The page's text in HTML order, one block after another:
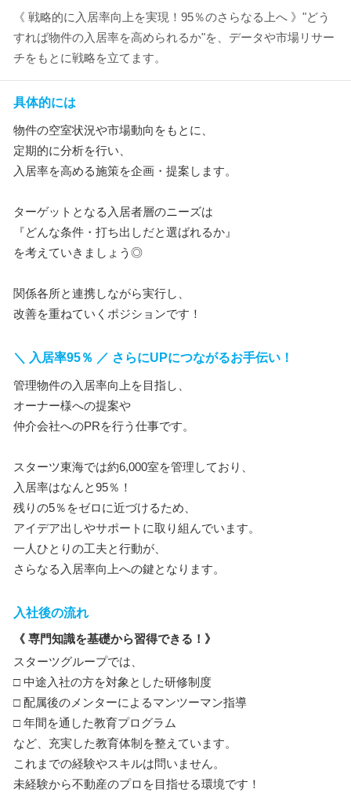
《 戦略的に入居率向上を実現！95％のさらなる上へ 》"どう
すれば物件の入居率を高められるか"を、データや市場リサー
チをもとに戦略を立てます。
具体的には
物件の空室状況や市場動向をもとに、
定期的に分析を行い、
入居率を高める施策を企画・提案します。
ターゲットとなる入居者層のニーズは
『どんな条件・打ち出しだと選ばれるか』
を考えていきましょう◎
関係各所と連携しながら実行し、
改善を重ねていくポジションです！
＼ 入居率95％ ／ さらにUPにつながるお手伝い！
管理物件の入居率向上を目指し、
オーナー様への提案や
仲介会社へのPRを行う仕事です。
スターツ東海では約6,000室を管理しており、
入居率はなんと95％！
残りの5％をゼロに近づけるため、
アイデア出しやサポートに取り組んでいます。
一人ひとりの工夫と行動が、
さらなる入居率向上への鍵となります。
入社後の流れ
《 専門知識を基礎から習得できる！》
スターツグループでは、
□ 中途入社の方を対象とした研修制度
□ 配属後のメンターによるマンツーマン指導
□ 年間を通した教育プログラム
など、充実した教育体制を整えています。
これまでの経験やスキルは問いません。
未経験から不動産のプロを目指せる環境です！